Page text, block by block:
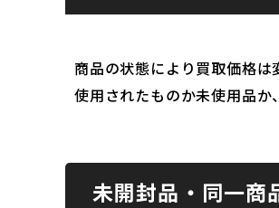
商品の状態により買取価格は
使用されたものか未使用品か
未開封品・同一商